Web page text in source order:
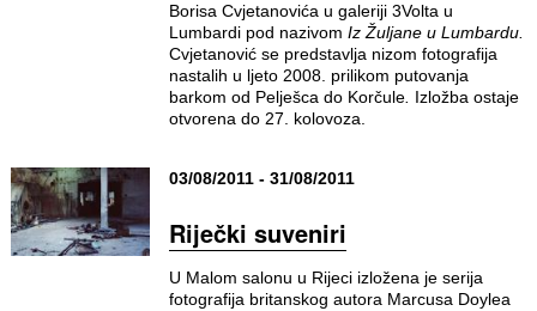
Borisa Cvjetanovića u galeriji 3Volta u
Lumbardi pod nazivom Iz Žuljane u Lumbardu.
Cvjetanović se predstavlja nizom fotografija
nastalih u ljeto 2008. prilikom putovanja
barkom od Pelješca do Korčule. Izložba ostaje
otvorena do 27. kolovoza.
03/08/2011 - 31/08/2011
Riječki suveniri
U Malom salonu u Rijeci izložena je serija
fotografija britanskog autora Marcusa Doylea